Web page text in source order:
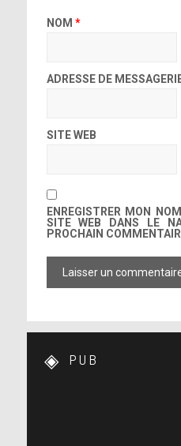
NOM *
ADRESSE DE
SITE WEB
ENREGISTRER MON
SITE WEB DANS LE
PROCHAIN
PUB